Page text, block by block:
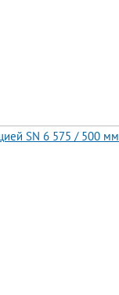
SN 6 575 / 500 мм